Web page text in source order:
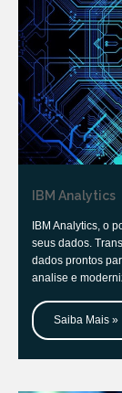
IBM Analytics
IBM Analytics, o
seus dados.
dados prontos
analise e
Saiba Mais »